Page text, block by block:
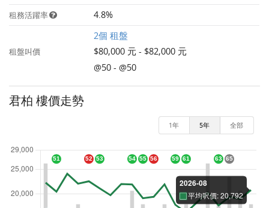
租務活躍率 4.8%
租盤叫價
2個 租盤
$80,000 元 - $82,000 元
@50 - @50
君柏 樓價走勢
1年 5年 全部